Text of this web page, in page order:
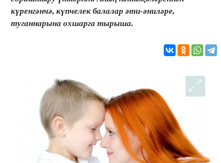
күренгәнчә, күпчелек балалар әти-әниләре,
туганнарына охшарга тырыша.